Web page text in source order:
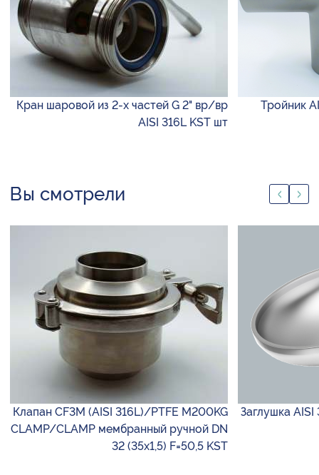
Кран шаровой из 2-х частей G 2" вр/вр
AISI 316L KST шт
Тройник
Вы смотрели
Клапан CF3M (AISI 316L)/PTFE M200KG
CLAMP/CLAMP мембранный ручной DN
32 (35х1,5) F=50,5 KST
Заглушка